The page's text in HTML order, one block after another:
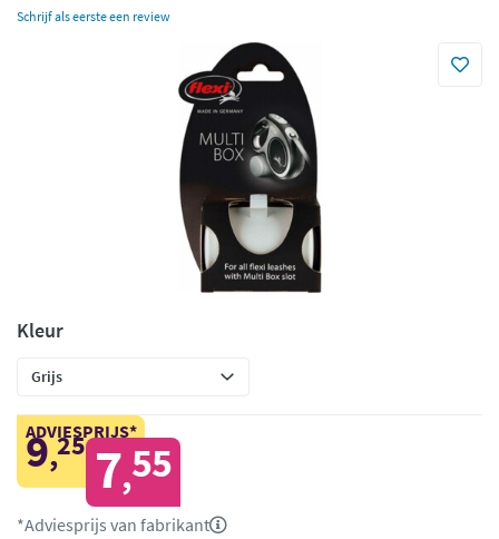
Schrijf als eerste een review
Kleur
ADVIESPRIJS*
9,25 7,55
*Adviesprijs van fabrikant